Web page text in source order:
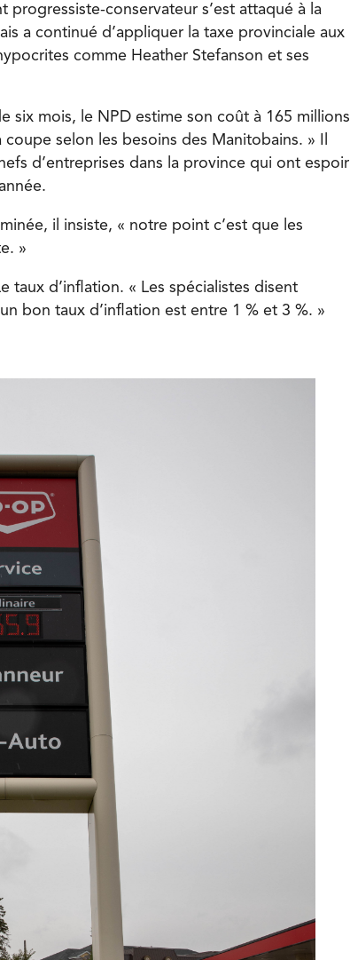
conservateur s’est attaqué à la
a continué d’appliquer la taxe provinciale aux
comme Heather Stefanson et ses
six mois, le NPD estime son coût à 165 millions
selon les besoins des Manitobains. » Il
d’entreprises dans la province qui ont espoir
il insiste, « notre point c’est que les
»
taux d’inflation. « Les spécialistes disent
bon taux d’inflation est entre 1 % et 3 %. »